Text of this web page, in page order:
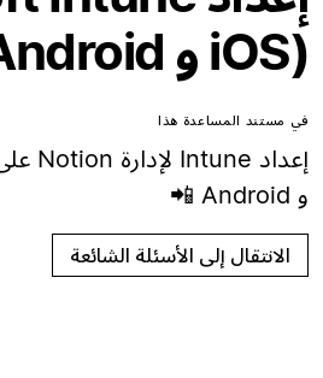
(iOS و Android)
في مستند المساعدة هذا
و Android 📲
الانتقال إلى الأسئلة الشائعة